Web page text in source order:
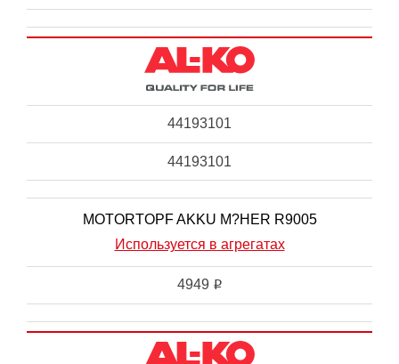
44193101
44193101
MOTORTOPF AKKU M?HER R9005
Используется в агрегатах
4949 i